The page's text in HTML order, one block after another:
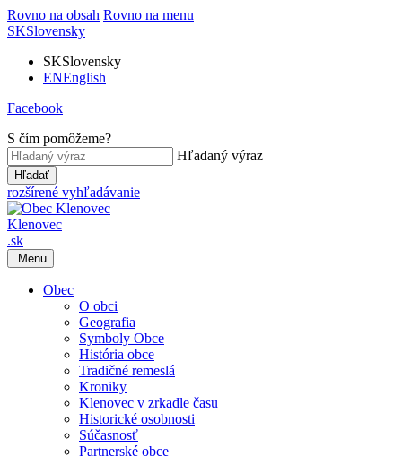
Rovno na obsah Rovno na menu
SKSlovensky
SKSlovensky
ENEnglish
Facebook
S čím pomôžeme?
Hľadaný výraz
Hľadať
rozšírené vyhľadávanie
Klenovec
.sk
Menu
Obec
O obci
Geografia
Symboly Obce
História obce
Tradičné remeslá
Kroniky
Klenovec v zrkadle času
Historické osobnosti
Súčasnosť
Partnerské obce